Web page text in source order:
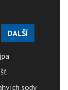
DALŠÍ
sody